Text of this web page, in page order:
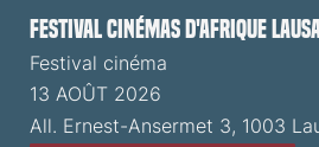
Festival cinémas d'Afrique
Festival cinéma
13 AOÛT 2026
All. Ernest-Ansermet 3, 1003